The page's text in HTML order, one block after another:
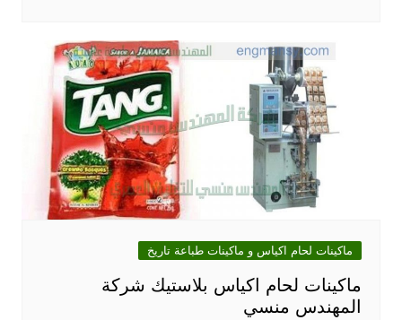
ماكينات لحام اكياس و ماكينات طباعة تاريخ
ماكينات لحام اكياس بلاستيك شركة
المهندس منسي